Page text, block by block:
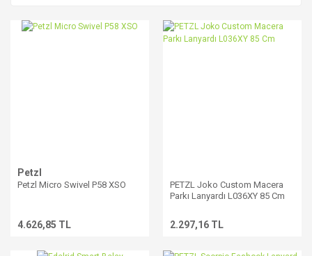
Petzl
Petzl Micro Swivel P58 XSO
4.626,85 TL
PETZL Joko Custom Macera
Parkı Lanyardı L036XY 85 Cm
2.297,16 TL